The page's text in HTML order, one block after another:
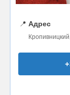
📍 Адрес